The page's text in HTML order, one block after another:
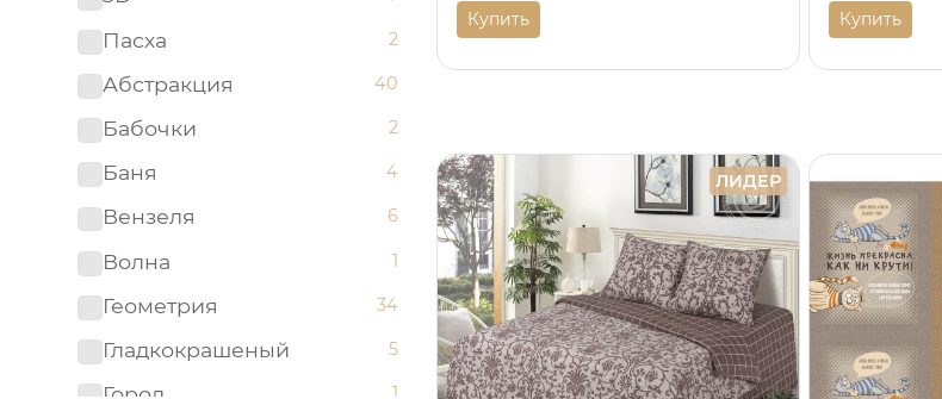
Золотой
Изумрудный
Капучино
Коричневый
Красный
Ментоловый
Мятный
Оливковый
Оранжевый
Пасха 2
Абстракция 40
Бабочки 2
Баня 4
Вензеля 6
Волна 1
Геометрия 34
Гладкокрашеный 5
Город 1
Купить Купить
ЛИДЕР